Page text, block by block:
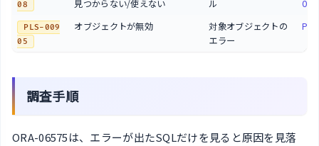
08
見つからない/使えない
ル
PLS-009
05
オブジェクトが無効
対象オブジェクトの
エラー
調査手順
ORA-06575は、エラーが出たSQLだけを見ると原因を見落